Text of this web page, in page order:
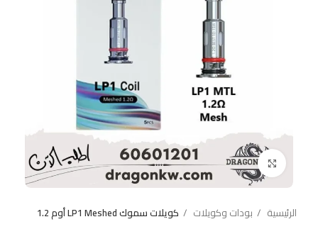
Click to enlarge
الرئيسية بودات وكويلات كويلات سموك LP1 Meshed أوم 1.2